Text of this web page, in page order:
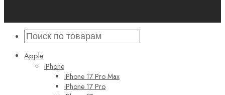
Apple
iPhone
iPhone 17 Pro Max
iPhone 17 Pro